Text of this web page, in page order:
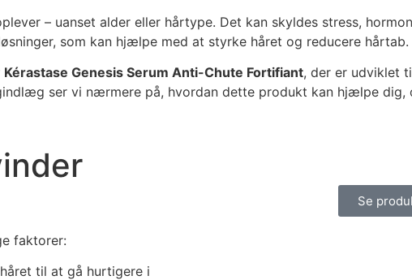
– uanset alder eller hårtype. Det kan skyldes stress,
som kan hjælpe med at styrke håret og reducere hårtab.
Kérastase Genesis Serum Anti-Chute Fortifiant, der er udviklet
ser vi nærmere på, hvordan dette produkt kan hjælpe dig,
faktorer:
til at gå hurtigere i
Se